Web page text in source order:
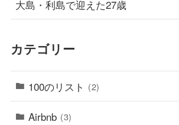
大島・利島で迎えた27歳
カテゴリー
100のリスト (2)
Airbnb (3)